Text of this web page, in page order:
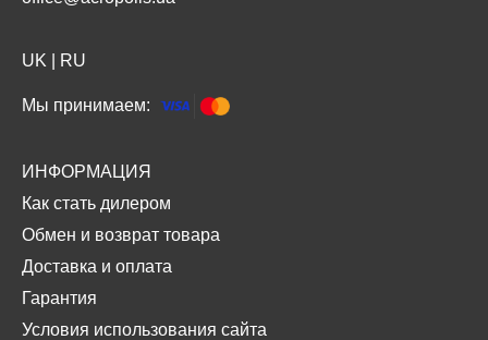
UK RU
Мы принимаем:
ИНФОРМАЦИЯ
Как стать дилером
Обмен и возврат товара
Доставка и оплата
Гарантия
Условия использования сайта